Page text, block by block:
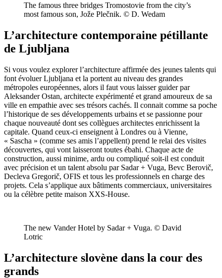
The famous three bridges Tromostovie from the city’s
most famous son, Jože Plečnik. © D. Wedam
L’architecture contemporaine pétillante
de Ljubljana
Si vous voulez explorer l’architecture affirmée des jeunes talents qui
font évoluer Ljubljana et la portent au niveau des grandes
métropoles européennes, alors il faut vous laisser guider par
Aleksander Ostan, architecte expérimenté et grand amoureux de sa
ville en empathie avec ses trésors cachés. Il connait comme sa poche
l’historique de ses développements urbains et se passionne pour
chaque nouveauté dont ses collègues architectes enrichissent la
capitale. Quand ceux-ci enseignent à Londres ou à Vienne,
« Sascha » (comme ses amis l’appellent) prend le relai des visites
découvertes, qui vont laisseront toutes ébahi. Chaque acte de
construction, aussi minime, ardu ou compliqué soit-il est conduit
avec précision et un talent absolu par Sadar + Vuga, Bevc Berovič,
Decleva Gregorič, OFIS et tous les professionnels en charge des
projets. Cela s’applique aux bâtiments commerciaux, universitaires
ou la célèbre petite maison XXS-House.
The new Vander Hotel by Sadar + Vuga. © David
Lotric
L’architecture slovène dans la cour des
grands